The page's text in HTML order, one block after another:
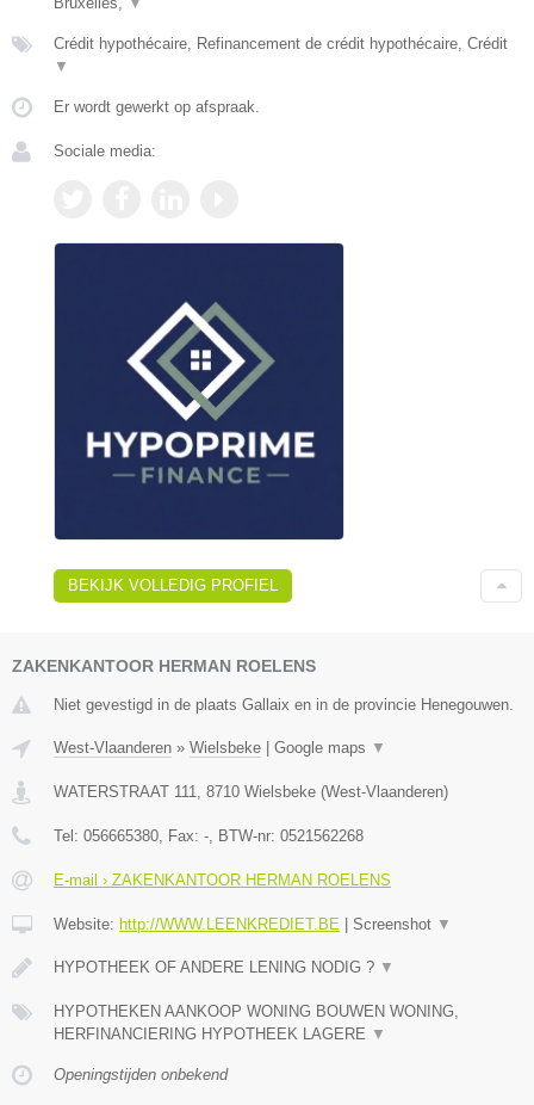
Crédit hypothécaire, Refinancement de crédit hypothécaire, Crédit
▼
Er wordt gewerkt op afspraak.
Sociale media:
BEKIJK VOLLEDIG PROFIEL
ZAKENKANTOOR HERMAN ROELENS
Niet gevestigd in de plaats Gallaix en in de provincie Henegouwen.
West-Vlaanderen » Wielsbeke Google maps ▼
WATERSTRAAT 111 8710 Wielsbeke (West-Vlaanderen)
Tel: 056665380 , Fax: - , BTW-nr: 0521562268
E-mail › ZAKENKANTOOR HERMAN ROELENS
Website: http://WWW.LEENKREDIET.BE Screenshot ▼
HYPOTHEEK OF ANDERE LENING NODIG ? ▼
HYPOTHEKEN AANKOOP WONING BOUWEN WONING,
HERFINANCIERING HYPOTHEEK LAGERE ▼
Openingstijden onbekend